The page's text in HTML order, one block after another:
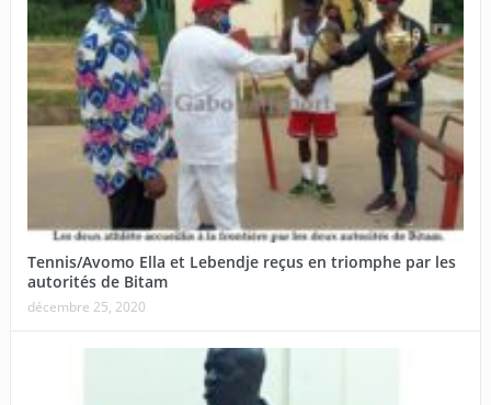
Tennis/Avomo Ella et Lebendje reçus en triomphe par les
autorités de Bitam
décembre 25, 2020